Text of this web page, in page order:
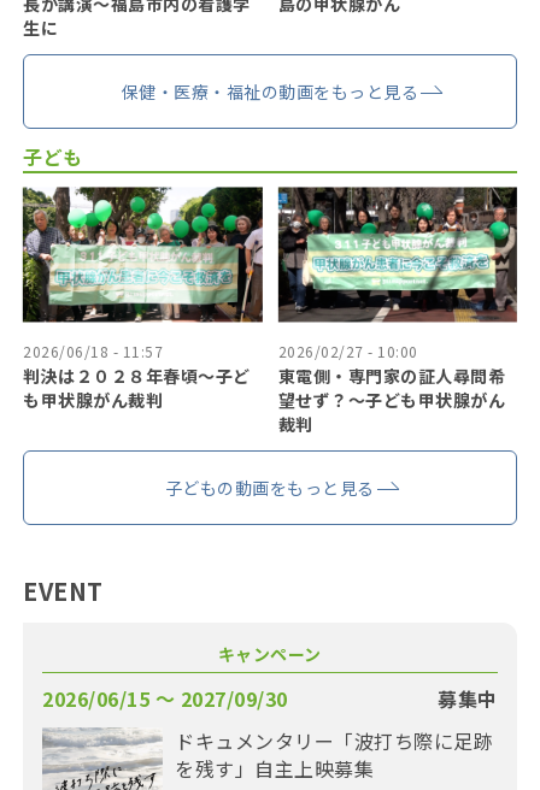
生に
保健・医療・福祉の動画をもっと見る
子ども
2026/06/18 - 11:57
判決は２０２８年春頃〜子ど
も甲状腺がん裁判
2026/02/27 - 10:00
東電側・専門家の証人尋問希
望せず？〜子ども甲状腺がん
裁判
子どもの動画をもっと見る
EVENT
キャンペーン
2026/06/15 〜 2027/09/30
募集中
ドキュメンタリー「波打ち際に足跡
を残す」自主上映募集